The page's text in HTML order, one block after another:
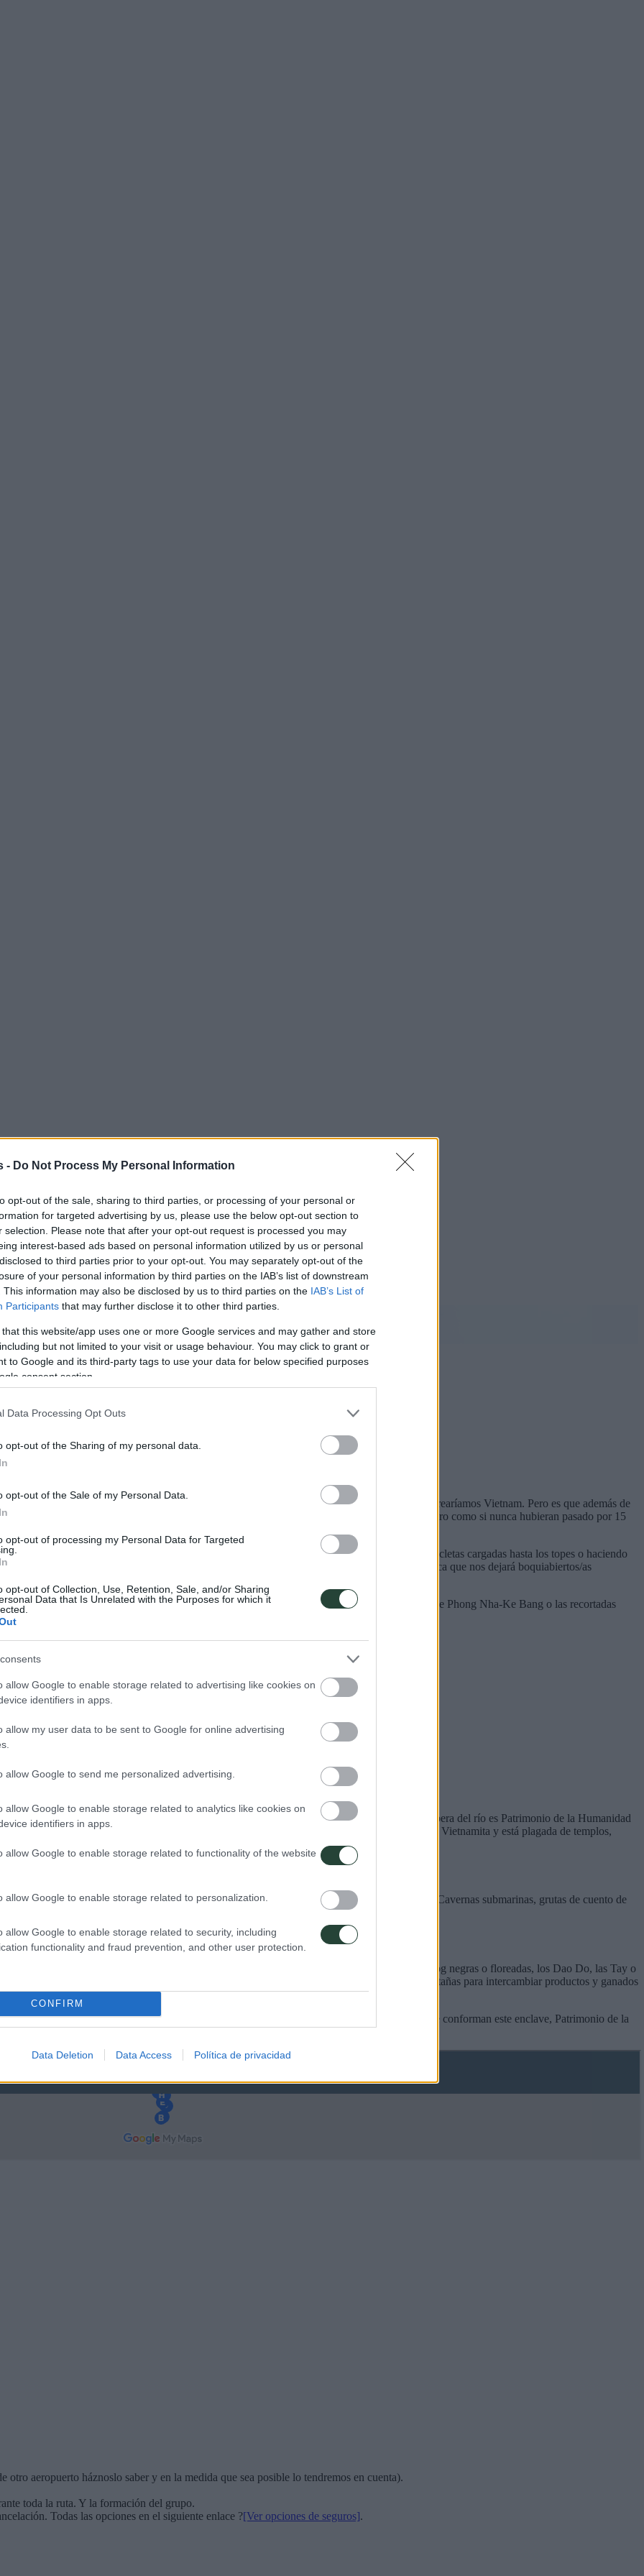
- Do Not Process My Personal Information
opt-out of the sale, sharing to third parties, or processing of your personal or
for targeted advertising by us, please use the below opt-out section to
selection. Please note that after your opt-out request is processed you may
interest-based ads based on personal information utilized by us or personal
to third parties prior to your opt-out. You may separately opt-out of the
of your personal information by third parties on the IAB’s list of downstream
This information may also be disclosed by us to third parties on the IAB’s List of
Participants that may further disclose it to other third parties.
that this website/app uses one or more Google services and may gather and store
but not limited to your visit or usage behaviour. You may click to grant or
to Google and its third-party tags to use your data for below specified purposes
consent section.
Data Processing Opt Outs
opt-out of the Sharing of my personal data.
opt-out of the Sale of my Personal Data.
opt-out of processing my Personal Data for Targeted
opt-out of Collection, Use, Retention, Sale, and/or Sharing
Data that Is Unrelated with the Purposes for which it
allow Google to enable storage related to advertising like cookies on
identifiers in apps.
allow my user data to be sent to Google for online advertising
allow Google to send me personalized advertising.
allow Google to enable storage related to analytics like cookies on
identifiers in apps.
allow Google to enable storage related to functionality of the website
allow Google to enable storage related to personalization.
allow Google to enable storage related to security, including
functionality and fraud prevention, and other user protection.
CONFIRM
Data Deletion Data Access Política de privacidad
dicho que si tuviéramos que fabricar un país de tamaño perfecto para un viaje de 20 días crearíamos Vietnam. Pero es que además de
a conocer su tierra. Parecen haber olvidado su pasado bélico y dan la bienvenida al extranjero como si nunca hubieran pasado por 15
les encanta jugar con el visitante. Avisados estáis.
costumbres inimaginables: paisanos sacando sus cerdos a pasear o sus pájaros a cantar, bicicletas cargadas hasta los topes o haciendo
de Ho Chi Min en el pecho, marionetas bailando en el agua… Y además una oferta gastronómica que nos dejará boquiabiertos/as
las ondulantes colinas y ríos submarinos de Ninh Binh, las majestuosas y remotas cuevas de Phong Nha-Ke Bang o las recortadas
para la vista.
conoceremos el bullicio y ajetreo de las ciudades vietnamitas.
y sus pueblos agrícolas.
del país. Hoi An se ha convertido en la joya del turismo. Esta ciudad a la orilla del mar y la ribera del río es Patrimonio de la Humanidad
que se dibuja como un paraíso para los/as forasteros/as. Hue fue la antigua capital del Imperio Vietnamita y está plagada de templos,
desde una bicicleta.
las mejores cuevas del planeta que cortan la respiración y nos trasladan a un mundo onírico. Cavernas submarinas, grutas de cuento de
yace entre estos subterráneos. Dentro cabe hasta la mismísima isla de Manhattan.
la región de Sapa, quizá una de las regiones con más minorías étnicas de Asia. Sus H’mog negras o floreadas, los Dao Do, las Tay o
tradicional con el arroz como motor de la economía familiar, descendiendo de las montañas para intercambiar productos y ganados
paisaje espectacular por el que se puede disfrutar haciendo senderismo.
China, para asombrarnos con el atardecer de las luces y las nieblas de las islas kársticas que conforman este enclave, Patrimonio de la
aeropuerto háznoslo saber y en la medida que sea posible lo tendremos en cuenta).
toda la ruta. Y la formación del grupo.
Todas las opciones en el siguiente enlace ?[Ver opciones de seguros].